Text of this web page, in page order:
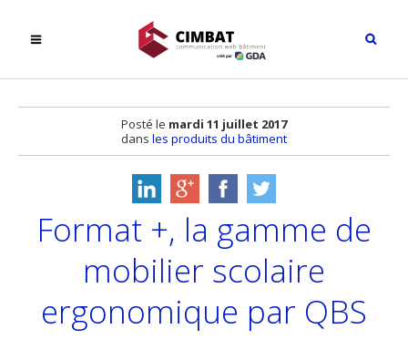
Posté le mardi 11 juillet 2017
dans les produits du bâtiment
Format +, la gamme de
mobilier scolaire
ergonomique par QBS